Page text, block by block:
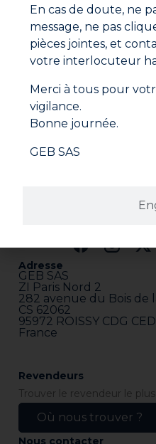
En cliquant sur
acceptez nos
Adresse
GEB SAS
ZI Paris Nord 2
282 avenue du Bois de
CS 62062
95972 ROISSY CDG
France
Revendeurs
Trouver le revendeur le
Où nous trouver ?
Nous contacter
En cas de doute, ne
message, ne pas
pièces jointes, et
votre interlocuteur
Merci à tous pour
vigilance.
Bonne journée.
GEB SAS